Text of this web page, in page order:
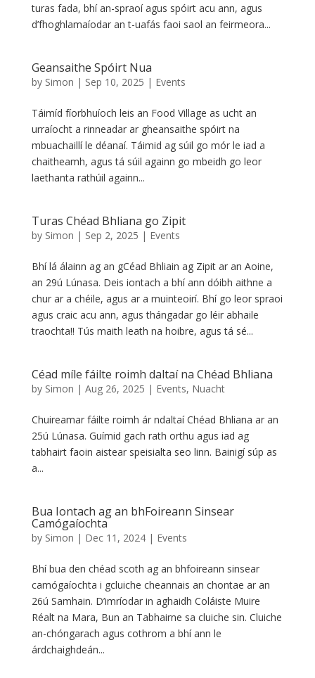
turas fada, bhí an-spraoí agus spóirt acu ann, agus
d’fhoghlamaíodar an t-uafás faoi saol an feirmeora...
Geansaithe Spóirt Nua
by Simon | Sep 10, 2025 | Events
Táimíd fíorbhuíoch leis an Food Village as ucht an
urraíocht a rinneadar ar gheansaithe spóirt na
mbuachaillí le déanaí. Táimid ag súil go mór le iad a
chaitheamh, agus tá súil againn go mbeidh go leor
laethanta rathúil againn...
Turas Chéad Bhliana go Zipit
by Simon | Sep 2, 2025 | Events
Bhí lá álainn ag an gCéad Bhliain ag Zipit ar an Aoine,
an 29ú Lúnasa. Deis iontach a bhí ann dóibh aithne a
chur ar a chéile, agus ar a muinteoirí. Bhí go leor spraoi
agus craic acu ann, agus thángadar go léir abhaile
traochta!! Tús maith leath na hoibre, agus tá sé...
Céad míle fáilte roimh daltaí na Chéad Bhliana
by Simon | Aug 26, 2025 | Events, Nuacht
Chuireamar fáilte roimh ár ndaltaí Chéad Bhliana ar an
25ú Lúnasa. Guímid gach rath orthu agus iad ag
tabhairt faoin aistear speisialta seo linn. Bainigí súp as
a...
Bua Iontach ag an bhFoireann Sinsear
Camógaíochta
by Simon | Dec 11, 2024| Events
Bhí bua den chéad scoth ag an bhfoireann sinsear
camógaíochta i gcluiche cheannais an chontae ar an
26ú Samhain. D’imríodar in aghaidh Coláiste Muire
Réalt na Mara, Bun an Tabhairne sa cluiche sin. Cluiche
an-chóngarach agus cothrom a bhí ann le
árdchaighdeán...